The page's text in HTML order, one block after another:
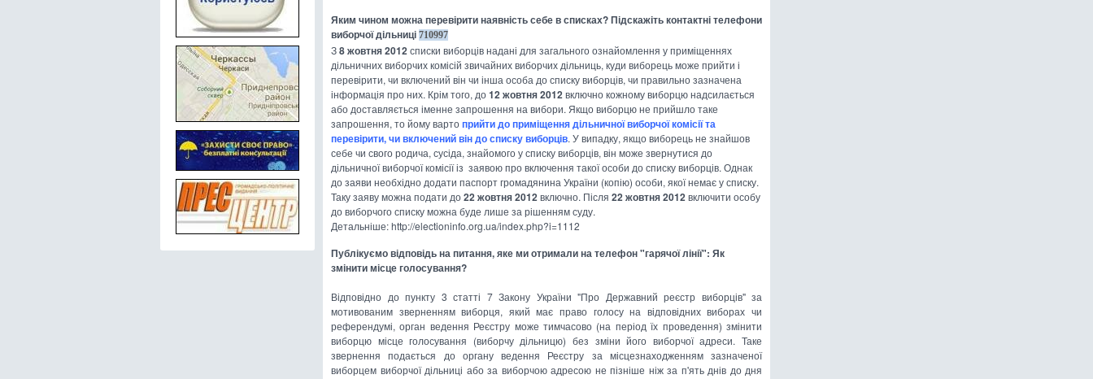
Яким чином можна перевірити наявність себе в списках? Підскажіть контактні телефони
виборчої дільниці 710997
З8 жовтня 2012списки виборців надані для загального ознайомлення у приміщеннях
дільничних виборчих комісій звичайних виборчих дільниць, куди виборець може прийти і
перевірити, чи включений він чи інша особа до списку виборців, чи правильно зазначена
інформація про них. Крім того, до12 жовтня 2012включно кожному виборцю надсилається
або доставляється іменне запрошення на вибори. Якщо виборцю не прийшло таке
запрошення, то йому вартоприйти до приміщення дільничної виборчої комісії та
перевірити, чи включений він до списку виборців. У випадку, якщо виборець не знайшов
себе чи свого родича, сусіда, знайомого у списку виборців, він може звернутися до
дільничної виборчої комісії із заявою про включення такої особи до списку виборців. Однак
до заяви необхідно додати паспорт громадянина України (копію) особи, якої немає у списку.
Таку заяву можна подати до22 жовтня 2012включно. Після 22 жовтня 2012включити особу
до виборчого списку можна буде лише за рішенням суду.
Детальніше: http://electioninfo.org.ua/index.php?i=1112
Публікуємо відповідь на питання, яке ми отримали на телефон "гарячої лінії": Як
змінити місце голосування?
Відповідно до пункту 3 статті 7 Закону України "Про Державний реєстр виборців" за
мотивованим зверненням виборця, який має право голосу на відповідних виборах чи
референдумі, орган ведення Реєстру може тимчасово (на період їх проведення) змінити
виборцю місце голосування (виборчу дільницю) без зміни його виборчої адреси. Таке
звернення подається до органу ведення Реєстру за місцезнаходженням зазначеної
виборцем виборчої дільниці або за виборчою адресою не пізніше ніж за п'ять днів до дня